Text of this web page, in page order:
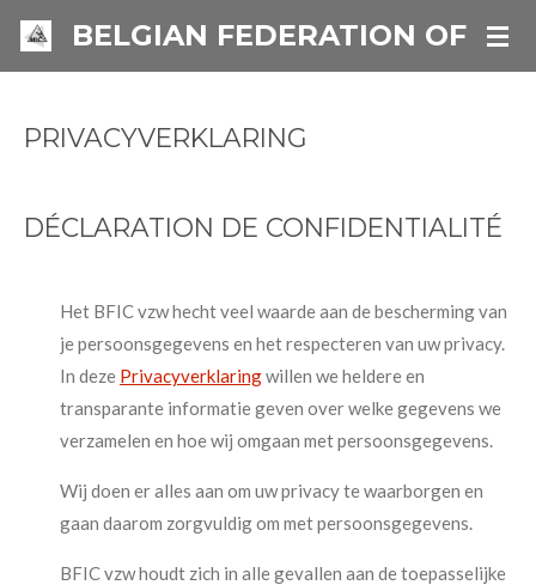
Ga
de
BELGIAN FEDERATION OF
PRIVACYVERKLARING
DÉCLARATION DE CONFIDENTIALITÉ
Het BFIC vzw hecht veel waarde aan de bescherming van
je persoonsgegevens en het respecteren van uw privacy.
In deze Privacyverklaringwillen we heldere en
transparante informatie geven over welke gegevens we
verzamelen en hoe wij omgaan met persoonsgegevens.
Wij doen er alles aan om uw privacy te waarborgen en
gaan daarom zorgvuldig om met persoonsgegevens.
BFIC vzw houdt zich in alle gevallen aan de toepasselijke